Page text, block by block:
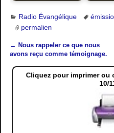
Radio Évangélique
permalien
Navigation des articles
← Nous rappeler ce que nous
avons reçu comme témoignage.
Cliquez pour imprimer ou
10/